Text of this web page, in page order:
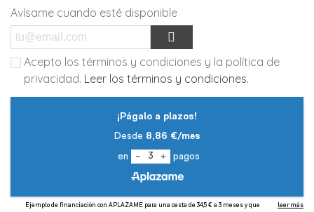
Avísame cuando esté disponible
Acepto los términos y condiciones y la política de
privacidad. Leer los términos y condiciones.